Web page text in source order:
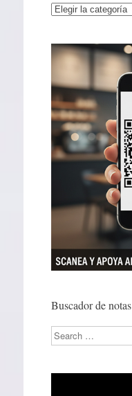
Categorías
Buscador de notas
Search